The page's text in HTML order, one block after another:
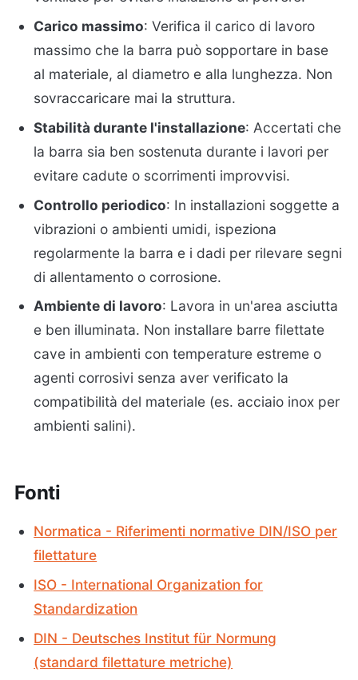
Carico massimo: Verifica il carico di lavoro
massimo che la barra può sopportare in base
al materiale, al diametro e alla lunghezza. Non
sovraccaricare mai la struttura.
Stabilità durante l'installazione: Accertati che
la barra sia ben sostenuta durante i lavori per
evitare cadute o scorrimenti improvvisi.
Controllo periodico: In installazioni soggette a
vibrazioni o ambienti umidi, ispeziona
regolarmente la barra e i dadi per rilevare segni
di allentamento o corrosione.
Ambiente di lavoro: Lavora in un'area asciutta
e ben illuminata. Non installare barre filettate
cave in ambienti con temperature estreme o
agenti corrosivi senza aver verificato la
compatibilità del materiale (es. acciaio inox per
ambienti salini).
Fonti
Normatica - Riferimenti normative DIN/ISO per
filettature
ISO - International Organization for
Standardization
DIN - Deutsches Institut für Normung
(standard filettature metriche)